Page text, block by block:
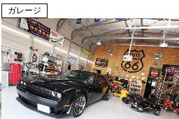
ガレージ